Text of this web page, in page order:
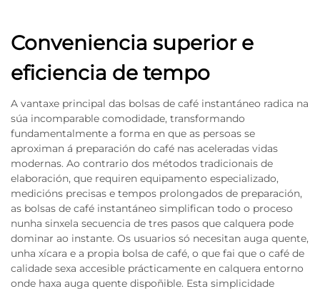
Conveniencia superior e
eficiencia de tempo
A vantaxe principal das bolsas de café instantáneo radica na
súa incomparable comodidade, transformando
fundamentalmente a forma en que as persoas se
aproximan á preparación do café nas aceleradas vidas
modernas. Ao contrario dos métodos tradicionais de
elaboración, que requiren equipamento especializado,
medicións precisas e tempos prolongados de preparación,
as bolsas de café instantáneo simplifican todo o proceso
nunha sinxela secuencia de tres pasos que calquera pode
dominar ao instante. Os usuarios só necesitan auga quente,
unha xícara e a propia bolsa de café, o que fai que o café de
calidade sexa accesible prácticamente en calquera entorno
onde haxa auga quente dispoñible. Esta simplicidade